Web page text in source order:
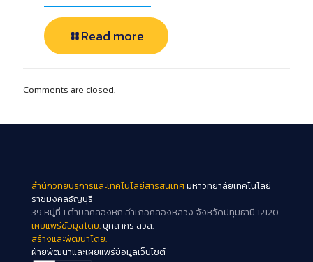
Read more
Comments are closed.
สำนักวิทยบริการและเทคโนโลยีสารสนเทศมหาวิทยาลัยเทคโนโลยี
ราชมงคลธัญบุรี
39 หมู่ที่ 1 ตำบลคลองหก อำเภอคลองหลวง จังหวัดปทุมธานี 12120
เผยแพร่ข้อมูลโดย.บุคลากร สวส.
สร้างและพัฒนาโดย.
ฝ่ายพัฒนาและเผยแพร่ข้อมูลเว็บไซต์